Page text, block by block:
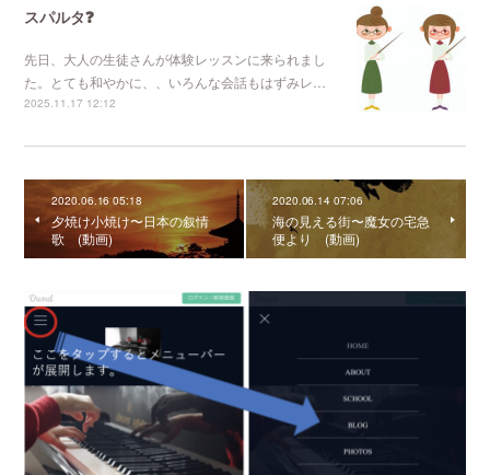
スパルタ❓
先日、大人の生徒さんが体験レッスンに来られまし
た。とても和やかに、、いろんな会話もはずみレ…
2025.11.17 12:12
2020.06.16 05:18
夕焼け小焼け〜日本の叙情
歌 (動画)
2020.06.14 07:06
海の見える街〜魔女の宅急
便より (動画)